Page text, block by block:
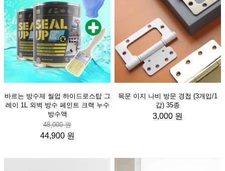
바르는 방수제 씰업 하이드로스탑 그
레이 1L 외벽 방수 페인트 크랙 누수
방수액
48,000 원
44,900 원
목문 이지 나비 방문 경첩 (3개입/1
갑) 35종
3,000 원